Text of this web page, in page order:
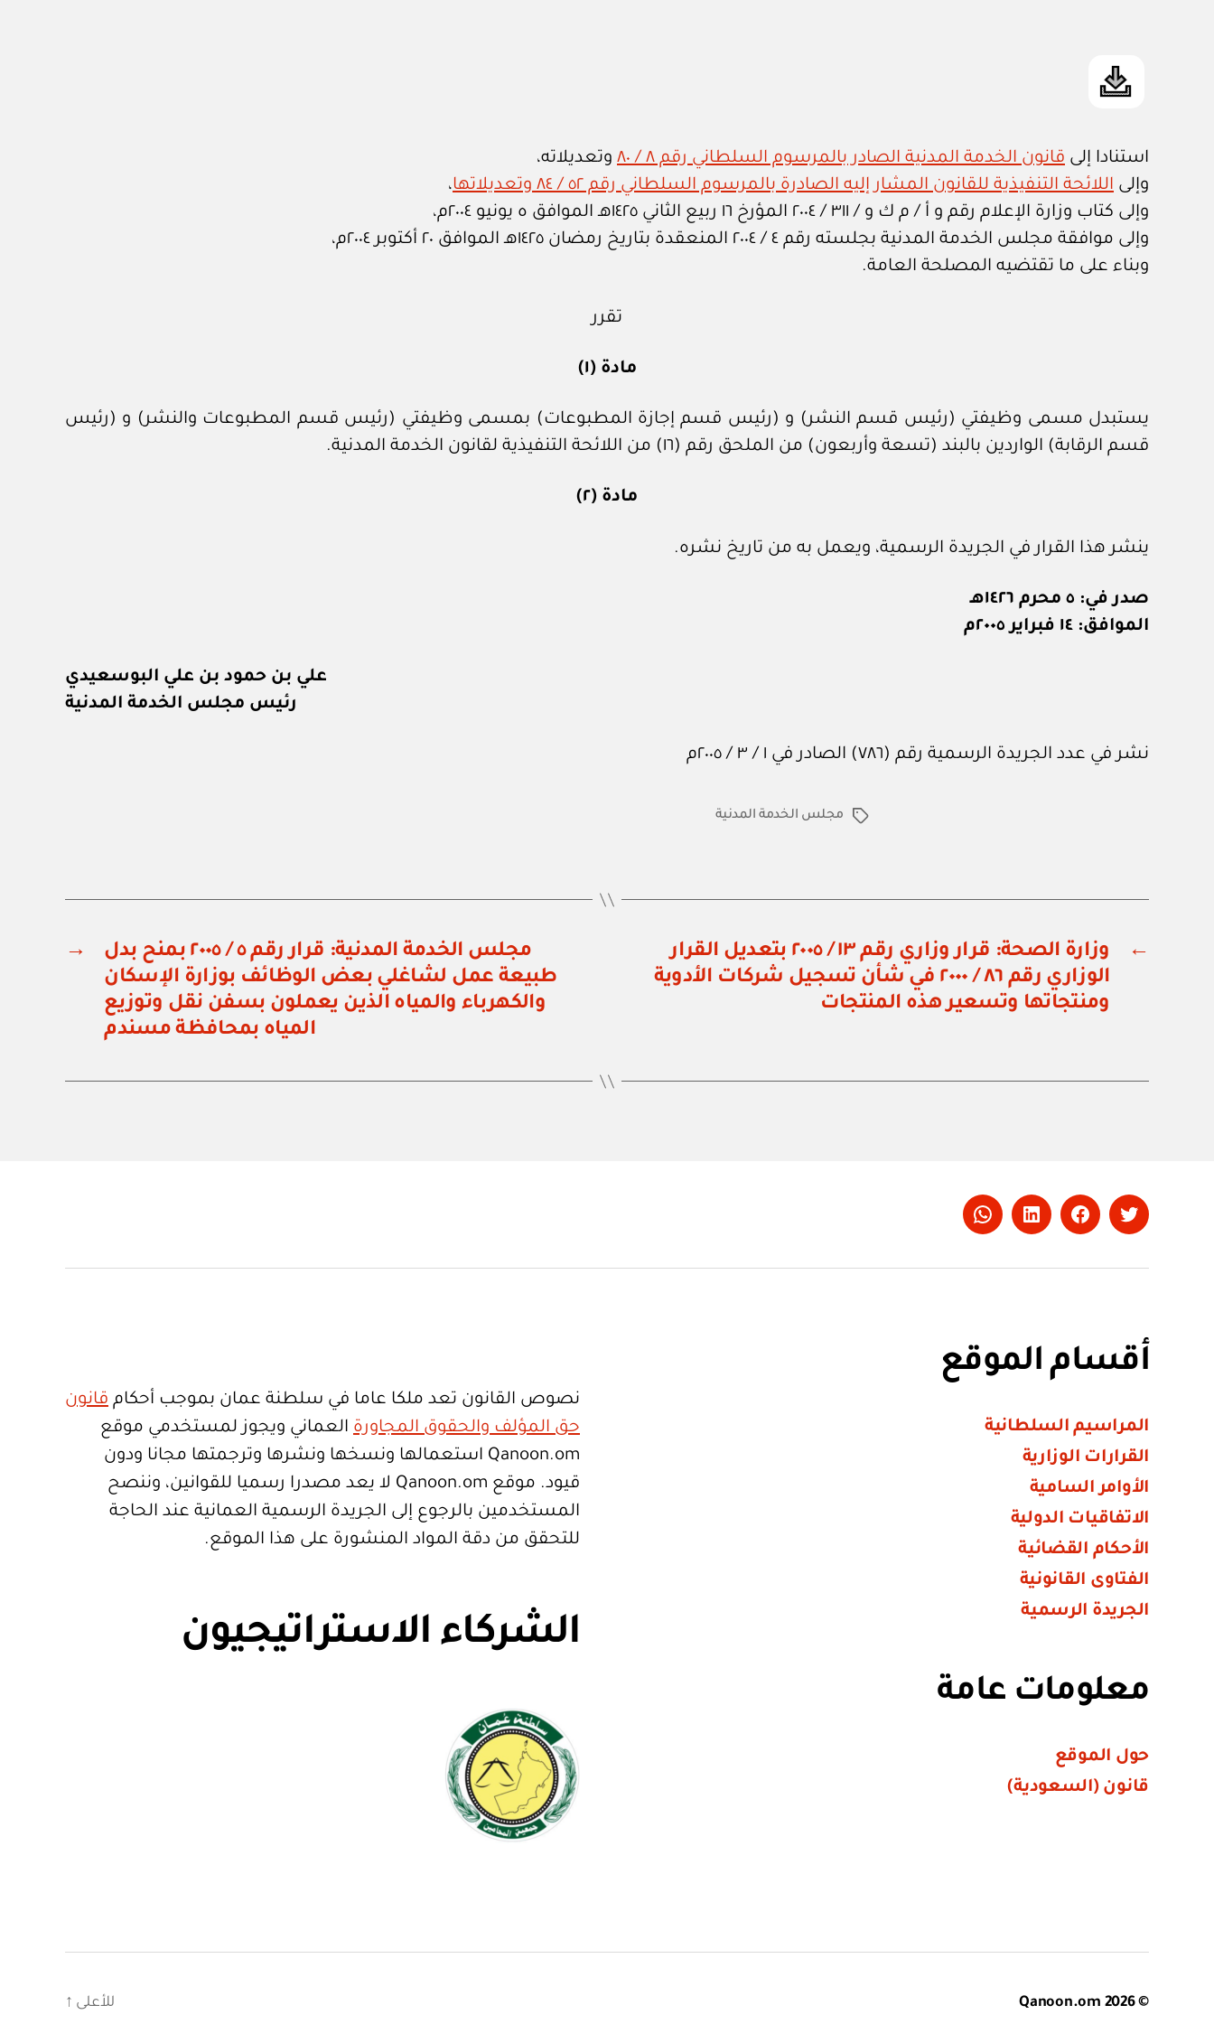
استنادا إلى قانون الخدمة المدنية الصادر بالمرسوم السلطاني رقم ٨ / ٨٠
وتعديلاته،
وإلى اللائحة التنفيذية للقانون المشار إليه الصادرة بالمرسوم السلطاني رقم ٥٢ / ٨٤ وتعديلاتها
،
وإلى كتاب وزارة الإعلام رقم و أ / م ك و / ٣١١ / ٢٠٠٤ المؤرخ ١٦ ربيع الثاني ١٤٢٥هـ الموافق ه يونيو ٢٠٠٤م،
وإلى موافقة مجلس الخدمة المدنية بجلسته رقم ٤ / ٢٠٠٤ المنعقدة بتاريخ رمضان ١٤٢٥هـ الموافق ٢٠ أكتوبر ٢٠٠٤م،
وبناء على ما تقتضيه المصلحة العامة.
تقرر
مادة (١)
يستبدل مسمى وظيفتي (رئيس قسم النشر) و (رئيس قسم إجازة المطبوعات) بمسمى وظيفتي (رئيس قسم المطبوعات والنشر) و (رئيس
قسم الرقابة) الواردين بالبند (تسعة وأربعون) من الملحق رقم (١٦) من اللائحة التنفيذية لقانون الخدمة المدنية.
مادة (٢)
ينشر هذا القرار في الجريدة الرسمية، ويعمل به من تاريخ نشره.
صدر في: ٥ محرم ١٤٢٦هـ
الموافق: ١٤ فبراير ٢٠٠٥م
علي بن حمود بن علي البوسعيدي
رئيس مجلس الخدمة المدنية
نشر في عدد الجريدة الرسمية رقم (٧٨٦) الصادر في ١ / ٣ / ٢٠٠٥م
الوسوممجلس الخدمة المدنية
←
وزارة الصحة: قرار وزاري رقم ١٣ / ٢٠٠٥ بتعديل القرار
الوزاري رقم ٨٦ / ٢٠٠٠ في شأن تسجيل شركات الأدوية
ومنتجاتها وتسعير هذه المنتجات
→
مجلس الخدمة المدنية: قرار رقم ٥ / ٢٠٠٥ بمنح بدل
طبيعة عمل لشاغلي بعض الوظائف بوزارة الإسكان
والكهرباء والمياه الذين يعملون بسفن نقل وتوزيع
المياه بمحافظة مسندم
Twitter
Facebook
LinkedIn
Whatsapp
أقسام الموقع
المراسيم السلطانية
القرارات الوزارية
الأوامر السامية
الاتفاقيات الدولية
الأحكام القضائية
الفتاوى القانونية
الجريدة الرسمية
معلومات عامة
حول الموقع
قانون (السعودية)
نصوص القانون تعد ملكا عاما في سلطنة عمان بموجب أحكام قانون
حق المؤلف والحقوق المجاورة العماني ويجوز لمستخدمي موقع
Qanoon.om استعمالها ونسخها ونشرها وترجمتها مجانا ودون
قيود. موقع Qanoon.om لا يعد مصدرا رسميا للقوانين، وننصح
المستخدمين بالرجوع إلى الجريدة الرسمية العمانية عند الحاجة
للتحقق من دقة المواد المنشورة على هذا الموقع.
الشركاء الاستراتيجيون
© 2026
Qanoon.om للأعلى ↑